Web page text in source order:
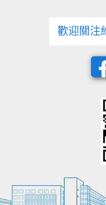
歡迎關注